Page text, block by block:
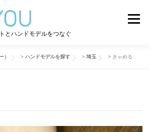
とハンドモデルをつなぐ
メニュー
） > ハンドモデルを探す > 埼玉 > きゃめる